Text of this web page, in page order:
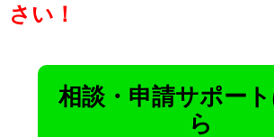
さい！
相談・申請サポー
ら